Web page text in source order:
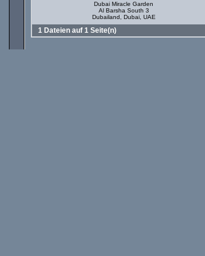
Dubai Miracle Garden
Al Barsha South 3
Dubailand, Dubai, UAE
1 Dateien auf 1 Seite(n)